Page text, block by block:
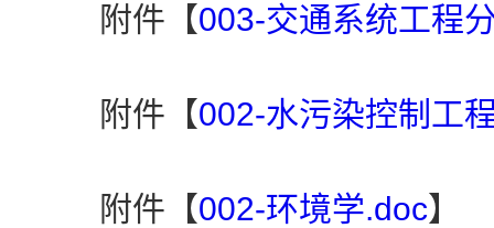
附件【003-交通系统工程
附件【002-水污染控制工
附件【002-环境学.doc】